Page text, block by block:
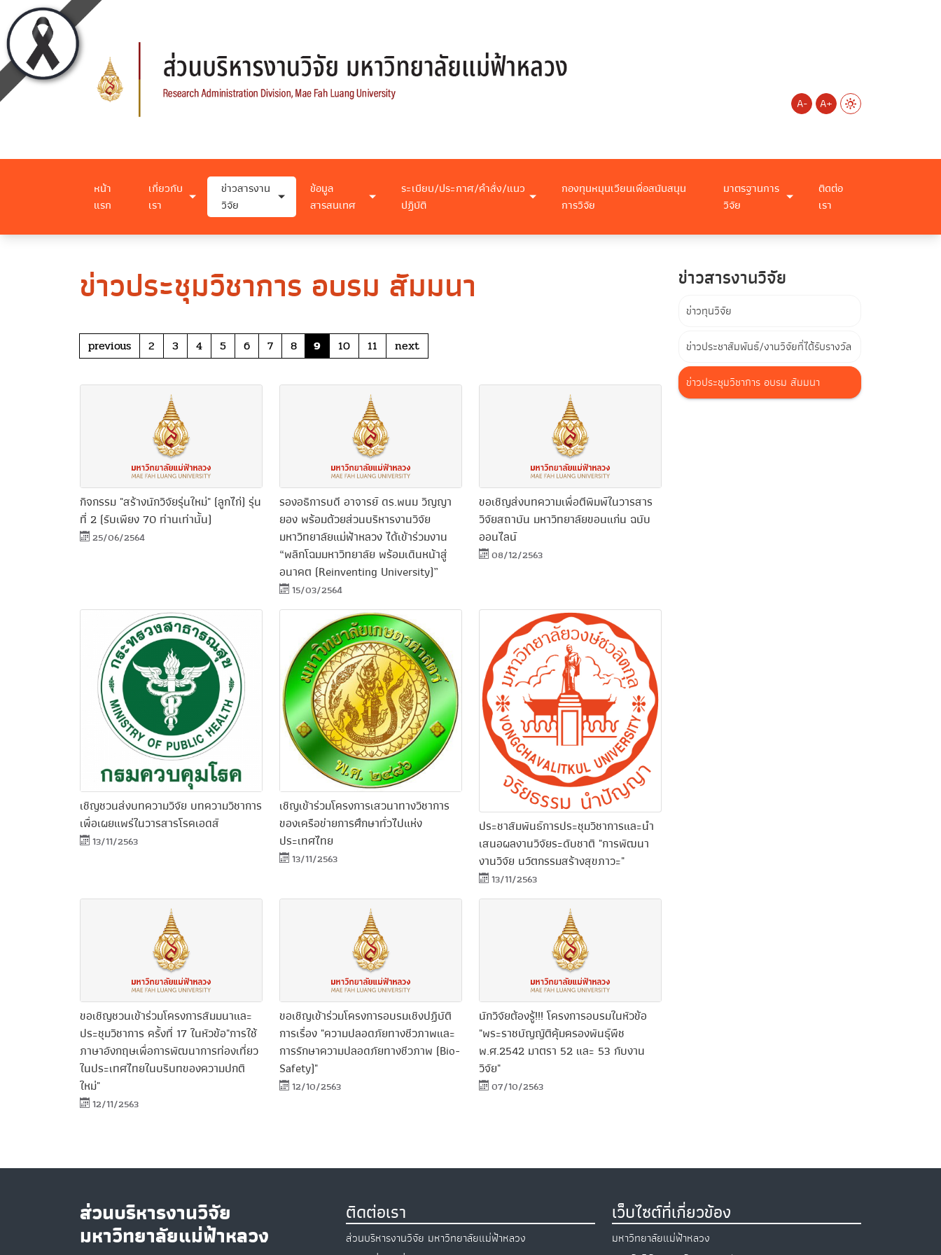
A- A+
หน้า
แรก
เกี่ยวกับ
เรา
ข่าวสารงาน
วิจัย
ข้อมูล
สารสนเทศ
ระเบียบ/ประกาศ/คำสั่ง/แนว
ปฏิบัติ
กองทุนหมุนเวียนเพื่อสนับสนุน
การวิจัย
มาตรฐานการ
วิจัย
ติดต่อ
เรา
ข่าวประชุมวิชาการ อบรม สัมมนา
previous 2 3 4 5 6 7 8 9 10 11 next
กิจกรรม "สร้างนักวิจัยรุ่นใหม่" (ลูกไก่) รุ่น
ที่ 2 (รับเพียง 70 ท่านเท่านั้น)
25/06/2564
รองอธิการบดี อาจารย์ ดร.พนม วิญญา
ยอง พร้อมด้วยส่วนบริหาร​งานวิจัย
มหาวิทยาลัยแม่ฟ้าหลวง ได้เข้าร่วมงาน
“พลิกโฉมมหาวิทยาลัย พร้อมเดินหน้าสู่
อนาคต (Reinventing University)”
15/03/2564
ขอเชิญส่งบทความเพื่อตีพิมพ์ในวารสาร
วิจัยสถาบัน มหาวิทยาลัยขอนแก่น ฉบับ
ออนไลน์
08/12/2563
เชิญชวนส่งบทความวิจัย บทความวิชาการ
เพื่อเผยแพร่ในวารสารโรคเอดส์
13/11/2563
เชิญเข้าร่วมโครงการเสวนาทางวิชาการ
ของเครือข่ายการศึกษาทั่วไปแห่ง
ประเทศไทย
13/11/2563
ประชาสัมพันธ์การประชุมวิชาการและนำ
เสนอผลงานวิจัยระดับชาติ "การพัฒนา
งานวิจัย นวัตกรรมสร้างสุขภาวะ"
13/11/2563
ขอเชิญชวนเข้าร่วมโครงการสัมมนาและ
ประชุมวิชาการ ครั้งที่ 17 ในหัวข้อ"การใช้
ภาษาอังกฤษเพื่อการพัฒนาการท่องเที่ยว
ในประเทศไทยในบริบทของความปกติ
ใหม่"
12/11/2563
ขอเชิญเข้าร่วมโครงการอบรมเชิงปฏิบัติ
การเรื่อง "ความปลอดภัยทางชีวภาพและ
การรักษาความปลอดภัยทางชีวภาพ (Bio-
Safety)"
12/10/2563
นักวิจัยต้องรู้!!! โครงการอบรมในหัวข้อ
"พระราชบัญญัติคุ้มครองพันธุ์พืช
พ.ศ.2542 มาตรา 52 และ 53 กับงาน
วิจัย"
07/10/2563
ข่าวสารงานวิจัย
ข่าวทุนวิจัย
ข่าวประชาสัมพันธ์/งานวิจัยที่ได้รับรางวัล
ข่าวประชุมวิชาการ อบรม สัมมนา
ส่วนบริหารงานวิจัย
มหาวิทยาลัยแม่ฟ้าหลวง
ติดต่อเรา
ส่วนบริหารงานวิจัย มหาวิทยาลัยแม่ฟ้าหลวง
เว็บไซต์ที่เกี่ยวข้อง
มหาวิทยาลัยแม่ฟ้าหลวง